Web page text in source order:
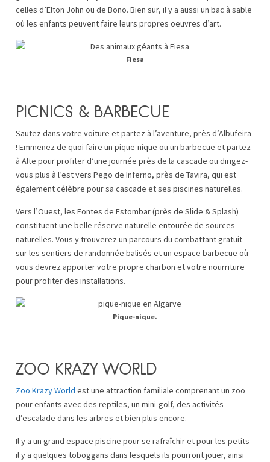
celles d’Elton John ou de Bono. Bien sur, il y a aussi un bac à sable
où les enfants peuvent faire leurs propres oeuvres d’art.
Fiesa
PICNICS & BARBECUE
Sautez dans votre voiture et partez à l’aventure, près d’Albufeira
! Emmenez de quoi faire un pique-nique ou un barbecue et partez
à Alte pour profiter d’une journée près de la cascade ou dirigez-
vous plus à l’est vers Pego de Inferno, près de Tavira, qui est
également célèbre pour sa cascade et ses piscines naturelles.
Vers l’Ouest, les Fontes de Estombar (près de Slide & Splash)
constituent une belle réserve naturelle entourée de sources
naturelles. Vous y trouverez un parcours du combattant gratuit
sur les sentiers de randonnée balisés et un espace barbecue où
vous devrez apporter votre propre charbon et votre nourriture
pour profiter des installations.
Pique-nique.
ZOO KRAZY WORLD
Zoo Krazy World est une attraction familiale comprenant un zoo
pour enfants avec des reptiles, un mini-golf, des activités
d’escalade dans les arbres et bien plus encore.
Il y a un grand espace piscine pour se rafraîchir et pour les petits
il y a quelques toboggans dans lesquels ils pourront jouer, ainsi